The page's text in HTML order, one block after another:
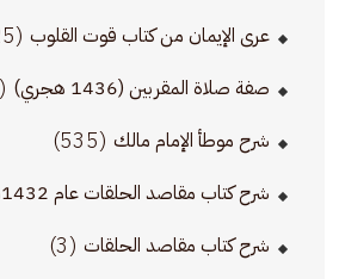
عرى الإيمان من كتاب قوت القلوب (25)
صفة صلاة المقربين (1436 هجري) (6)
شرح موطأ الإمام مالك (535)
شرح كتاب مقاصد الحلقات عام 1432هـ
شرح كتاب مقاصد الحلقات (3)